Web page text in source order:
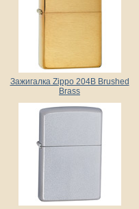
Зажигалка Zippo 204B Brushed
Brass